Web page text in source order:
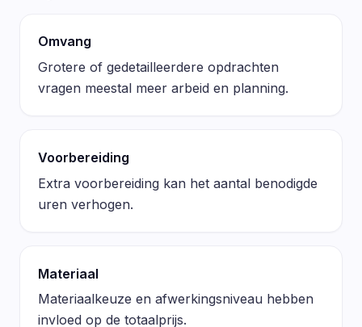
Omvang
Grotere of gedetailleerdere opdrachten
vragen meestal meer arbeid en planning.
Voorbereiding
Extra voorbereiding kan het aantal benodigde
uren verhogen.
Materiaal
Materiaalkeuze en afwerkingsniveau hebben
invloed op de totaalprijs.